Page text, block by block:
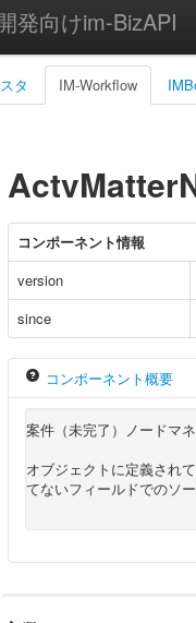
発向けim-BizAPI
タ IM-Workflow
コンポーネント情報
version
since
コンポーネント概要
案件（未完了）ノードマ
オブジェクトに定義され
てないフィールドでのソ